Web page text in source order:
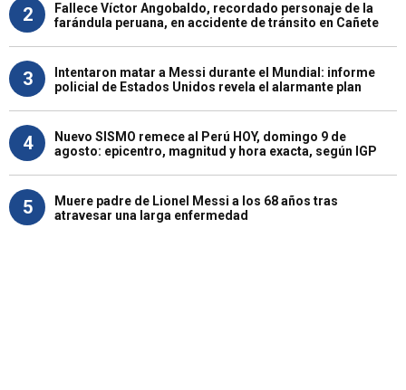
2
Fallece Víctor Angobaldo, recordado personaje de la
farándula peruana, en accidente de tránsito en Cañete
3
Intentaron matar a Messi durante el Mundial: informe
policial de Estados Unidos revela el alarmante plan
4
Nuevo SISMO remece al Perú HOY, domingo 9 de
agosto: epicentro, magnitud y hora exacta, según IGP
5
Muere padre de Lionel Messi a los 68 años tras
atravesar una larga enfermedad